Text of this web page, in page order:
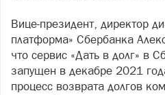
Вице-президент, директор
платформа» Сбербанка
что сервис «Дать в долг» в
запущен в декабре 2021
процесс возврата долгов